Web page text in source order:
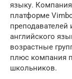
языку.
платформе
преподавателей
английского
возрастные
плюс компания
школьников.